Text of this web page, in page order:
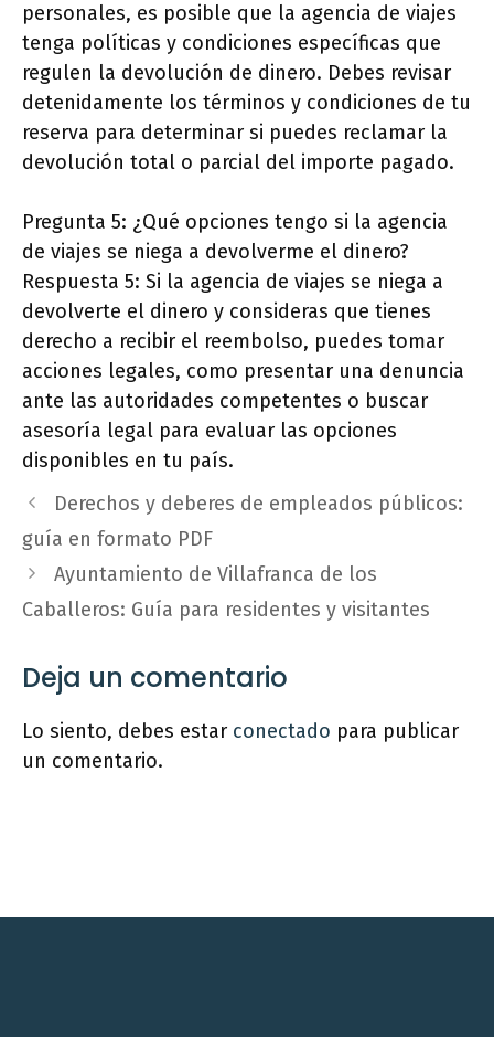
personales, es posible que la agencia de viajes
tenga políticas y condiciones específicas que
regulen la devolución de dinero. Debes revisar
detenidamente los términos y condiciones de tu
reserva para determinar si puedes reclamar la
devolución total o parcial del importe pagado.
Pregunta 5: ¿Qué opciones tengo si la agencia
de viajes se niega a devolverme el dinero?
Respuesta 5: Si la agencia de viajes se niega a
devolverte el dinero y consideras que tienes
derecho a recibir el reembolso, puedes tomar
acciones legales, como presentar una denuncia
ante las autoridades competentes o buscar
asesoría legal para evaluar las opciones
disponibles en tu país.
Derechos y deberes de empleados públicos:
guía en formato PDF
Ayuntamiento de Villafranca de los
Caballeros: Guía para residentes y visitantes
Deja un comentario
Lo siento, debes estar conectado para publicar
un comentario.